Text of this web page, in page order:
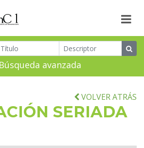
Búsqueda avanzada
VOLVER ATRÁS
SERIADA